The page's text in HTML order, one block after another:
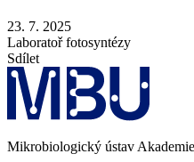
23. 7. 2025
Laboratoř fotosyntézy
Sdílet
Mikrobiologický ústav